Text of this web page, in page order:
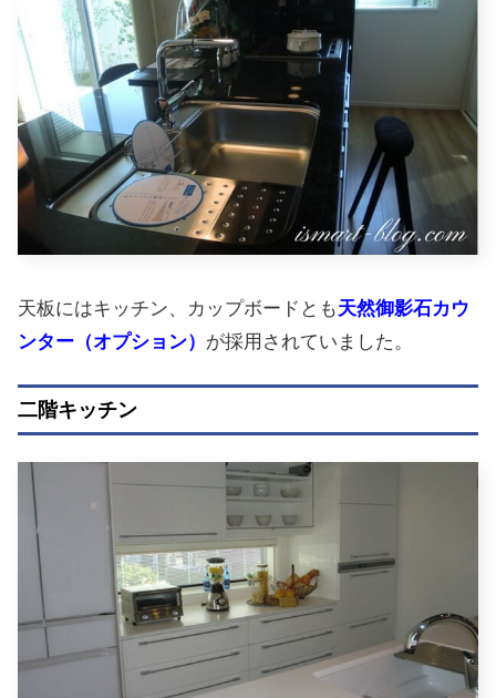
天板にはキッチン、カップボードとも天然御影石カウ
ンター（オプション） が採用されていました。
二階キッチン